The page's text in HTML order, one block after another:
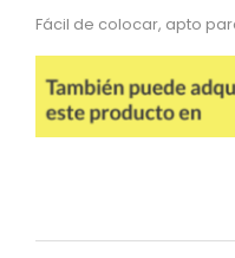
Fácil de colocar, apto